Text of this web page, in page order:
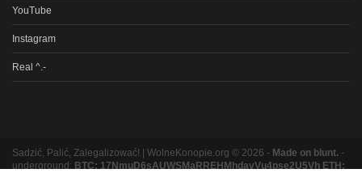
YouTube
Instagram
Real ^.-
Sadzić, Palić, Zalegalizować! | WolneKonopie.org © 2026 - Made on blunt. -
underground: BTC: 17NmuD6sAUWSMaRREHMhdavVu4pse2U5Vh ETH: